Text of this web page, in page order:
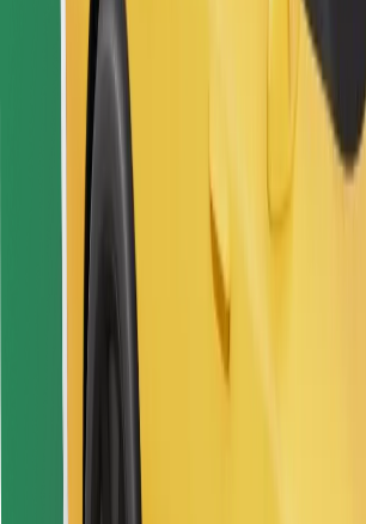
Drošība
Saņem braucienu minūšu laikā!
Lejupielādē Bolt lietotni
Atrodi savas mīļākās maltītes!
Lejupielādē Bolt Food lietotni